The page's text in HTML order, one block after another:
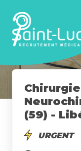
(59) -
URGENT